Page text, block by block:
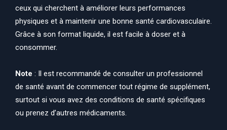
ceux qui cherchent à améliorer leurs performances
physiques et à maintenir une bonne santé cardiovasculaire.
Grâce à son format liquide, il est facile à doser et à
consommer.
Note : Il est recommandé de consulter un professionnel
de santé avant de commencer tout régime de supplément,
surtout si vous avez des conditions de santé spécifiques
ou prenez d’autres médicaments.